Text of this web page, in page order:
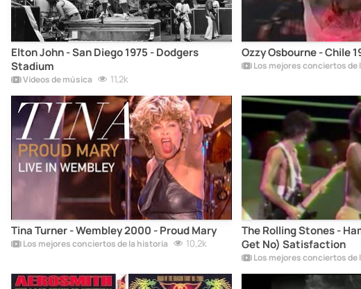
Elton John - San Diego 1975 - Dodgers
Stadium
Vídeos de música 11,2k
Ozzy Osbourne - Chile
Tina Turner - Wembley 2000 - Proud Mary
Los mejores conciertos de la historia 10,2k
The Rolling Stones -
Get No) Satisfaction